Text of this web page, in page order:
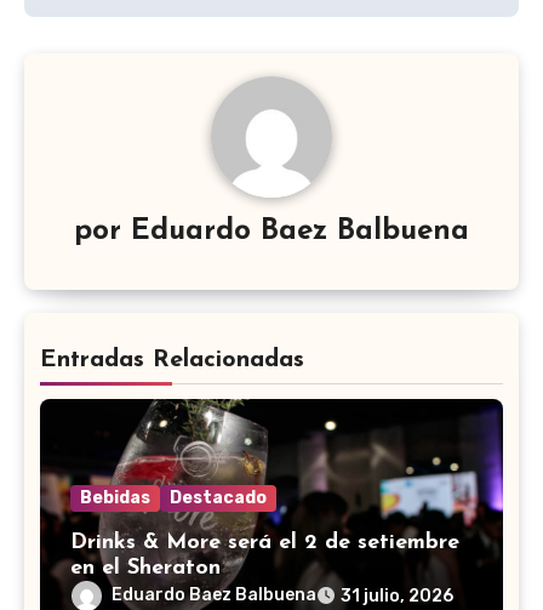
por Eduardo Baez Balbuena
Entradas Relacionadas
Bebidas Destacado
Drinks & More será el 2 de setiembre
en el Sheraton
Eduardo Baez Balbuena 31 julio, 2026